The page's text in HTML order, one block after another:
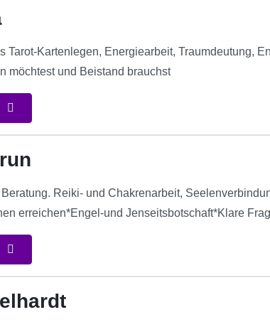
Tarot-Kartenlegen, Energiearbeit, Traumdeutung,
möchtest und Beistand brauchst
Reiki- und Chakrenarbeit,
erreichen*Engel-und Jenseitsbotschaft*Klare